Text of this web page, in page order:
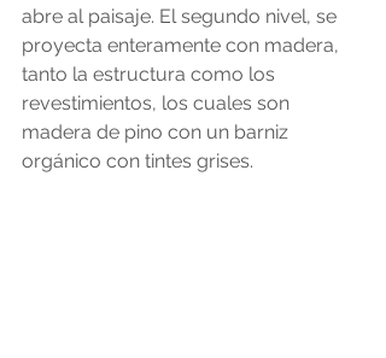
abre al paisaje. El segundo nivel, se
proyecta enteramente con madera,
tanto la estructura como los
revestimientos, los cuales son
madera de pino con un barniz
orgánico con tintes grises.